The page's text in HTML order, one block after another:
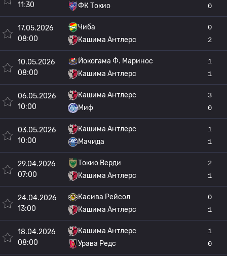
11:30
ФК Токио
0
17.05.2026
08:00
Чиба
Кашима Антлерс
0
2
10.05.2026
08:00
Йокогама Ф. Маринос
Кашима Антлерс
1
1
06.05.2026
10:00
Кашима Антлерс
Миф
3
0
03.05.2026
10:00
Кашима Антлерс
Мачида
1
1
29.04.2026
07:00
Токио Верди
Кашима Антлерс
2
1
24.04.2026
13:00
Касива Рейсол
Кашима Антлерс
0
1
18.04.2026
08:00
Кашима Антлерс
Урава Редс
1
0